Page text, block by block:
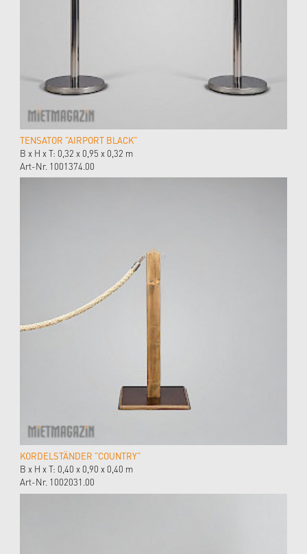
TENSATOR "AIRPORT BLACK"
B x H x T: 0,32 x 0,95 x 0,32 m
Art-Nr. 1001374.00
KORDELSTÄNDER "COUNTRY"
B x H x T: 0,40 x 0,90 x 0,40 m
Art-Nr. 1002031.00